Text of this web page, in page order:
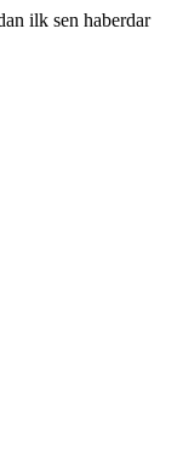
ilk sen haberdar